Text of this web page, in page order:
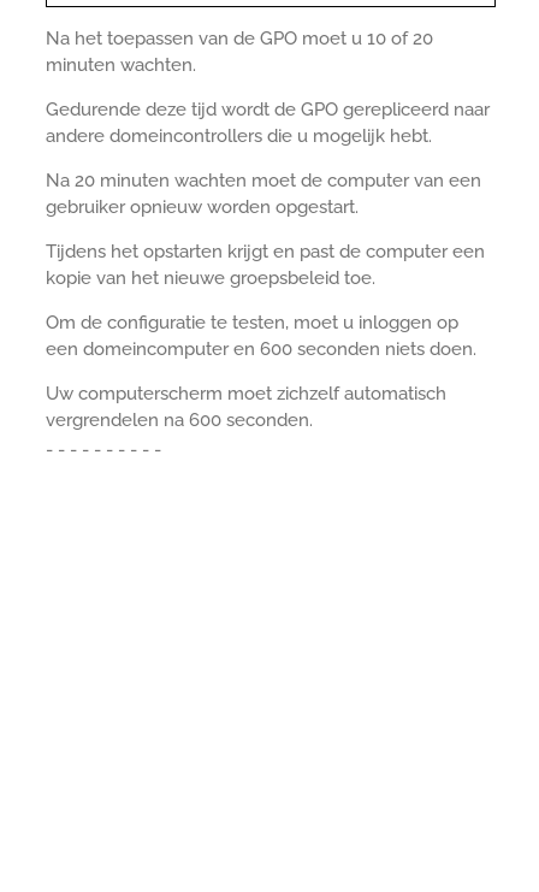
Na het toepassen van de GPO moet u 10 of 20
minuten wachten.
Gedurende deze tijd wordt de GPO gerepliceerd naar
andere domeincontrollers die u mogelijk hebt.
Na 20 minuten wachten moet de computer van een
gebruiker opnieuw worden opgestart.
Tijdens het opstarten krijgt en past de computer een
kopie van het nieuwe groepsbeleid toe.
Om de configuratie te testen, moet u inloggen op
een domeincomputer en 600 seconden niets doen.
Uw computerscherm moet zichzelf automatisch
vergrendelen na 600 seconden.
- - - - - - - - - -